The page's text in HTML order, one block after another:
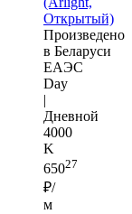
Открытый)
Произведено
в Беларуси
ЕАЭС
Day
|
Дневной
4000
K
65027
₽/
м